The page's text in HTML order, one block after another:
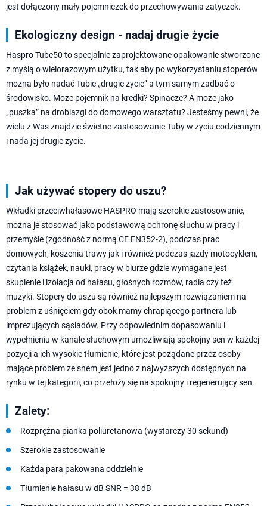
jest dołączony mały pojemniczek do przechowywania zatyczek.
Ekologiczny design - nadaj drugie życie
Haspro Tube50 to specjalnie zaprojektowane opakowanie stworzone
z myślą o wielorazowym użytku, tak aby po wykorzystaniu stoperów
można było nadać Tubie „drugie życie” a tym samym zadbać o
środowisko. Może pojemnik na kredki? Spinacze? A może jako
„puszka” na drobiazgi do domowego warsztatu? Jesteśmy pewni, że
wielu z Was znajdzie świetne zastosowanie Tuby w życiu codziennym
i nada jej drugie życie.
Jak używać stopery do uszu?
Wkładki przeciwhałasowe HASPRO mają szerokie zastosowanie,
można je stosować jako podstawową ochronę słuchu w pracy i
przemyśle (zgodność z normą CE EN352-2), podczas prac
domowych, koszenia trawy jak i również podczas jazdy motocyklem,
czytania książek, nauki, pracy w biurze gdzie wymagane jest
skupienie i izolacja od hałasu, głośnych rozmów, radia czy też
muzyki. Stopery do uszu są również najlepszym rozwiązaniem na
problem z uśnięciem gdy obok mamy chrapiącego partnera lub
imprezujących sąsiadów. Przy odpowiednim dopasowaniu i
wypełnieniu w kanale słuchowym umożliwiają spokojny sen w każdej
pozycji a ich wysokie tłumienie, które jest pożądane przez osoby
mające problem ze snem jest jedno z najwyższych dostępnych na
rynku w tej kategorii, co przełoży się na spokojny i regenerujący sen.
Zalety:
Rozprężna pianka poliuretanowa (wystarczy 30 sekund)
Szerokie zastosowanie
Każda para pakowana oddzielnie
Tłumienie hałasu w dB SNR = 38 dB